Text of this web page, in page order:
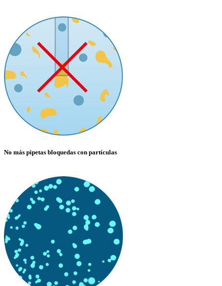
No más pipetas bloquedas con partículas